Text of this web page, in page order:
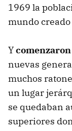
1969 la
mundo
Y
nuevas
muchos
un lugar
se quedaban
superiores